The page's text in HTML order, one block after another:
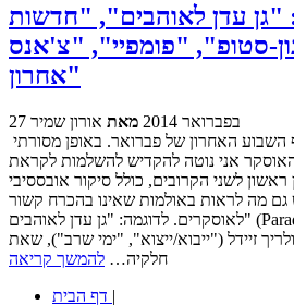
עדן לאוהבים", "חדשות
סטופ", "פומפיי", "צ'אנס
אחרון"
27 בפברואר 2014 מאת אורון שמיר
אני נוטה להקדיש להשלמות לקראת
לשני הקרובים, כולל סיקור אובססיבי
מה לראות באולמות שאינו בהכרח קשור
לאוסקרים. לדוגמה: "גן עדן לאוהבים" (Paradise: Love) הוא החלק
זיידל ("ייבוא/ייצוא", "ימי שרב"), שאת
חלקיה… להמשך קריאה
|